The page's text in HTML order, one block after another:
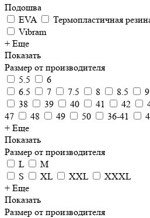
Подошва
EVA
Термопластичная
Vibram
+ Еще
Показать
Размер от производителя
5.5
6
6.5
7 7.5 8 8.5 9
38
39 40 41 42
47
48 49 50 36-41
+ Еще
Показать
Размер от производителя
L
M
S
XL XXL
XXXL
+ Еще
Показать
Размер от производителя